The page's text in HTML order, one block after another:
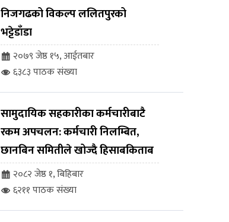
निजगढको विकल्प ललितपुरको
भट्टेडाँडा
२०७९ जेष्ठ १५, आईतबार
६३८३ पाठक संख्या
सामुदायिक सहकारीका कर्मचारीबाटै
रकम अपचलन: कर्मचारी निलम्बित,
छानबिन समितीले खोज्दै हिसाबकिताब
२०८२ जेष्ठ १, बिहिबार
६२११ पाठक संख्या